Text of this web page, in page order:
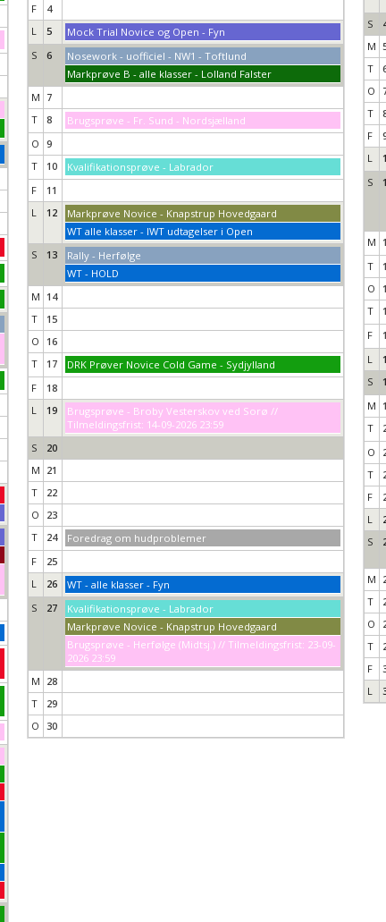
F
4
L
5
Mock Trial Novice og Open - Fyn
S
6
Nosework - uofficiel - NW1 - Toftlund
Markprøve B - alle klasser - Lolland Falster
M 7
T
8
Brugsprøve - Fr. Sund - Nordsjælland
O 9
T
10
Kvalifikationsprøve - Labrador
F
11
L
12
Markprøve Novice - Knapstrup Hovedgaard
WT alle klasser - IWT udtagelser i Open
S
13
Rally - Herfølge
WT - HOLD
M 14
T
15
O
16
T
17
DRK Prøver Novice Cold Game - Sydjylland
F
18
L
19
Brugsprøve - Broby Vesterskov ved Sorø //
Tilmeldingsfrist: 14-09-2026 23:59
S
20
M 21
T
22
O
23
T
24
Foredrag om hudproblemer
F
25
L
26
WT - alle klasser - Fyn
S
27
Kvalifikationsprøve - Labrador
Markprøve Novice - Knapstrup Hovedgaard
Brugsprøve - Herfølge (Midtsj.) // Tilmeldingsfrist: 23-09-
2026 23:59
M 28
T
29
O 30
S
M
T
O
T
F
L
S
M
T
O
T
F
L
S
M
T
O
T
F
L
S
M
T
O
T
F
L